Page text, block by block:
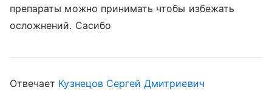
препараты можно принимать чтобы избежать
осложнений. Сасибо
Отвечает Кузнецов Сергей Дмитриевич